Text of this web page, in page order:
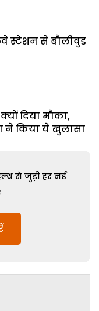
स्टेशन से बौलीवुड
दिया मौका,
ने किया ये खुलासा
से जुड़ी हर नई